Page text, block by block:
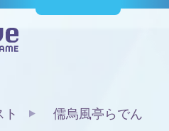
儒烏風亭らでん